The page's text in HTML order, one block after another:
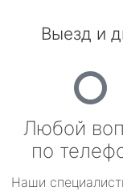
Выезд и
Любой
по
Наши